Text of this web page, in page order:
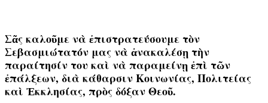
Σᾶς καλοῦμε νὰ ἐπιστρατεύσουμε τὸν
Σεβασμιώτατόν μας νὰ ἀνακαλέσῃ τὴν
παραίτησίν του καὶ νὰ παραμείνῃ ἐπὶ τῶν
ἐπάλξεων, διὰ κάθαρσιν Κοινωνίας, Πολιτείας
καὶ Ἐκκλησίας, πρὸς δόξαν Θεοῦ.